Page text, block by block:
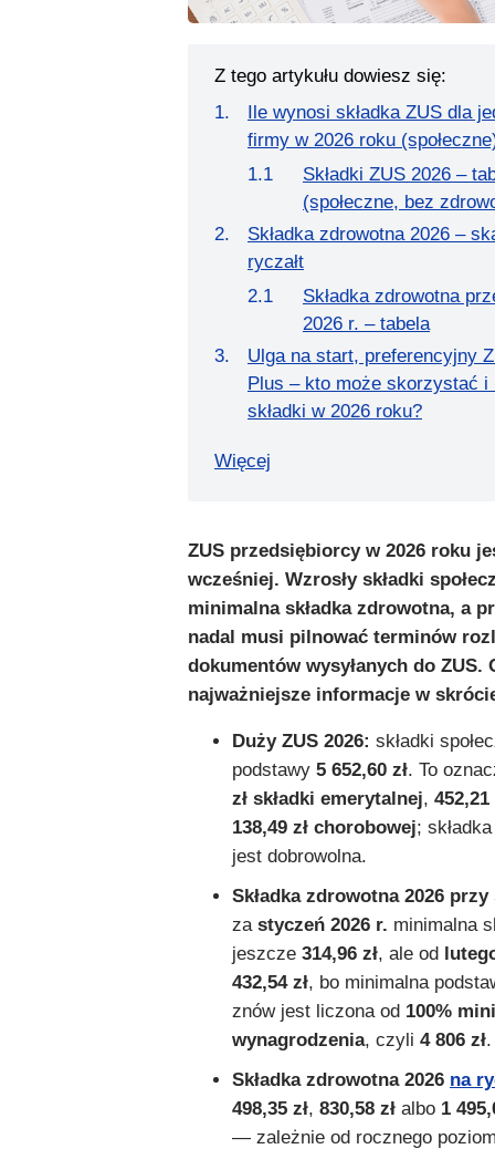
Z tego artykułu dowiesz się:
Ile wynosi składka ZUS dla
firmy w 2026 roku
Składki ZUS 2026 –
(społeczne, bez
Składka zdrowotna 2026 –
ryczałt
Składka zdrowotna
2026 r. – tabela
Ulga na start, preferencyjny
Plus – kto może skorzystać i
składki w 2026 roku?
Więcej
ZUS przedsiębiorcy w 2026 roku
wcześniej. Wzrosły składki
minimalna składka zdrowotna, a
nadal musi pilnować terminów
dokumentów wysyłanych do ZUS.
najważniejsze informacje w
Duży ZUS 2026: składki
podstawy 5 652,60 zł. To
zł składki emerytalnej,
138,49 zł chorobowej;
jest dobrowolna.
Składka zdrowotna 2026
za styczeń 2026 r. minimalna
jeszcze 314,96 zł, ale od
432,54 zł, bo minimalna
znów jest liczona od 100%
wynagrodzenia, czyli 4 806 zł.
Składka zdrowotna 2026 na
498,35 zł, 830,58 zł albo 1
— zależnie od rocznego